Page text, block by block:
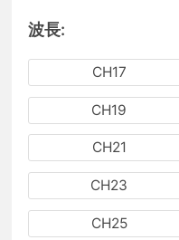
波長:
CH17
CH19
CH21
CH23
CH25